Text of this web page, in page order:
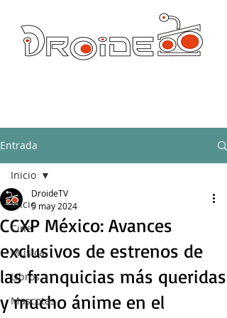
Entrada
Inicio
Cine
Música
Libros
Mascotas
Inicio
CCXP México: Avances
exclusivos de estrenos de
las franquicias más queridas
y mucho ánime en el
DroideTV
5 may 2024